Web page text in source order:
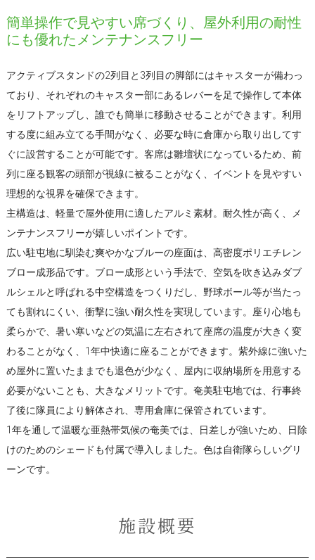
簡単操作で見やすい席づくり、屋外利用の耐性
にも優れたメンテナンスフリー
アクティブスタンドの2列目と3列目の脚部にはキャスターが備わっ
ており、それぞれのキャスター部にあるレバーを足で操作して本体
をリフトアップし、誰でも簡単に移動させることができます。利用
する度に組み立てる手間がなく、必要な時に倉庫から取り出してす
ぐに設営することが可能です。客席は雛壇状になっているため、前
列に座る観客の頭部が視線に被ることがなく、イベントを見やすい
理想的な視界を確保できます。
主構造は、軽量で屋外使用に適したアルミ素材。耐久性が高く、メ
ンテナンスフリーが嬉しいポイントです。
広い駐屯地に馴染む爽やかなブルーの座面は、高密度ポリエチレン
ブロー成形品です。ブロー成形という手法で、空気を吹き込みダブ
ルシェルと呼ばれる中空構造をつくりだし、野球ボール等が当たっ
ても割れにくい、衝撃に強い耐久性を実現しています。座り心地も
柔らかで、暑い寒いなどの気温に左右されて座席の温度が大きく変
わることがなく、1年中快適に座ることができます。紫外線に強いた
め屋外に置いたままでも退色が少なく、屋内に収納場所を用意する
必要がないことも、大きなメリットです。奄美駐屯地では、行事終
了後に隊員により解体され、専用倉庫に保管されています。
1年を通して温暖な亜熱帯気候の奄美では、日差しが強いため、日除
けのためのシェードも付属で導入しました。色は自衛隊らしいグリ
ーンです。
施設概要